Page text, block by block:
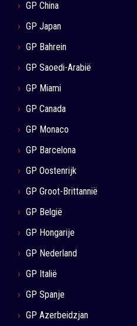
GP China
GP Japan
GP Bahrein
GP Saoedi-Arabië
GP Miami
GP Canada
GP Monaco
GP Barcelona
GP Oostenrijk
GP Groot-Brittannië
GP België
GP Hongarije
GP Nederland
GP Italië
GP Spanje
GP Azerbeidzjan